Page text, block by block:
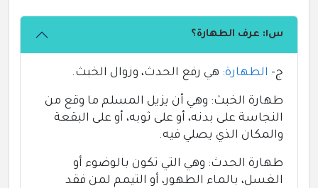
س١: عرف الطهارة؟
ج- الطهارة: هي رفع الحدث، وزوال الخبث.
طهارة الخبث: وهي أن يزيل المسلم ما وقع من
النجاسة على بدنه، أو على ثوبه، أو على البقعة
والمكان الذي يصلي فيه.
طهارة الحدث: وهي التي تكون بالوضوء أو
الغسل، بالماء الطهور، أو التيمم لمن فقد